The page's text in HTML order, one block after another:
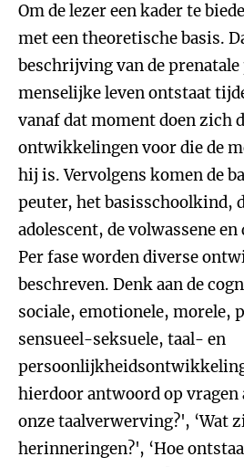
Om de lezer een kader te
met een theoretische basis.
beschrijving van de
menselijke leven ontstaat
vanaf dat moment doen zich
ontwikkelingen voor die de
hij is. Vervolgens komen de
peuter, het basisschoolkind,
adolescent, de volwassene en
Per fase worden diverse
beschreven. Denk aan de
sociale, emotionele, morele,
sensueel-seksuele, taal- en
hierdoor antwoord op vragen
onze taalverwerving?', ‘Wat
herinneringen?', ‘Hoe